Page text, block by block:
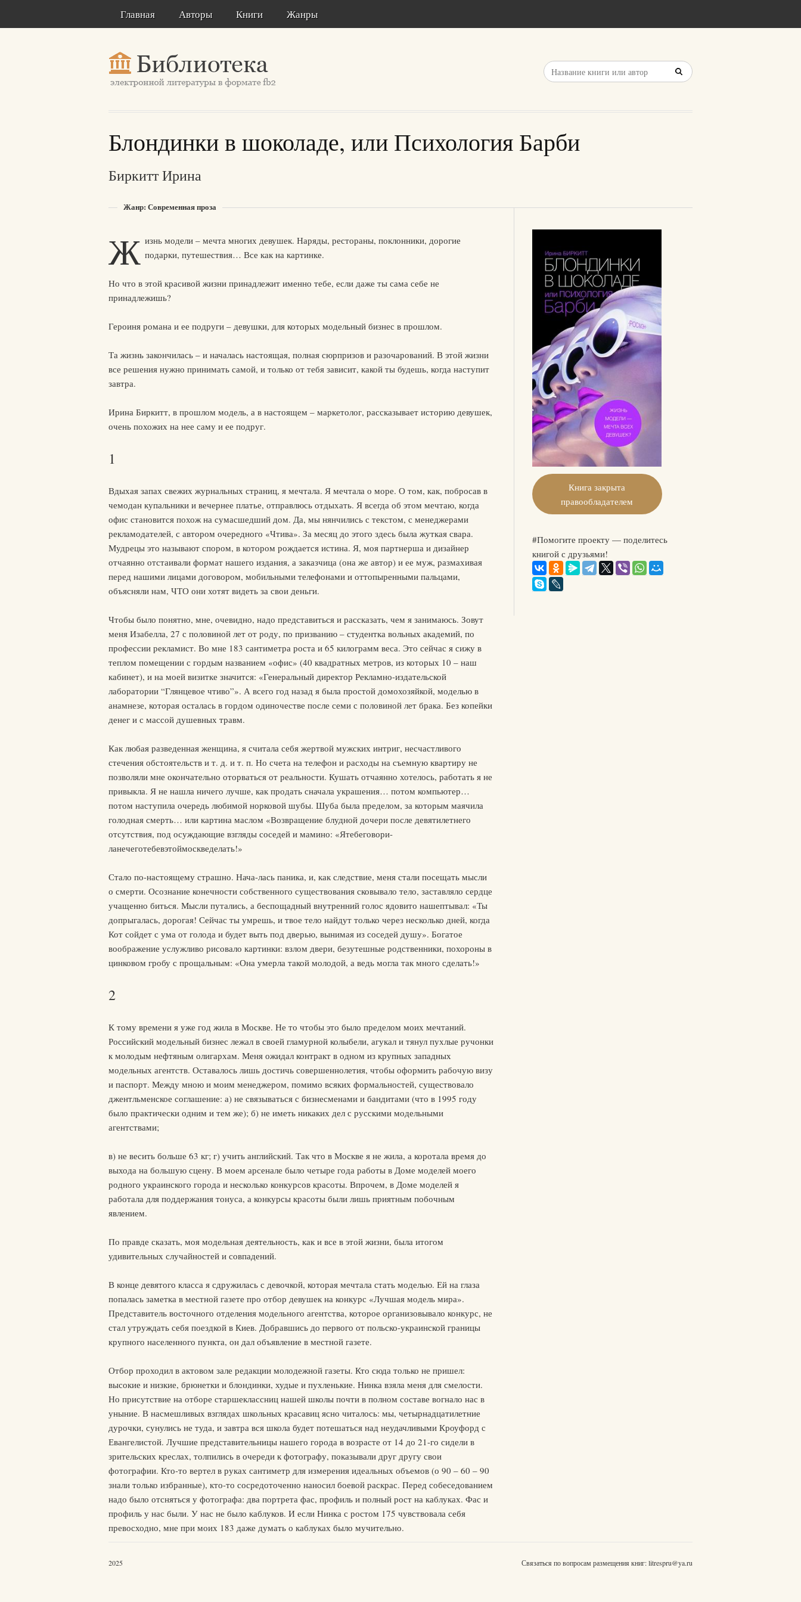
Главная Авторы Книги Жанры
Блондинки в шоколаде, или Психология Барби
Биркитт Ирина
Жанр: Современная проза
Ж изнь модели – мечта многих девушек. Наряды, рестораны, поклонники, дорогие
подарки, путешествия… Все как на картинке.
Но что в этой красивой жизни принадлежит именно тебе, если даже ты сама себе не
принадлежишь?
Героиня романа и ее подруги – девушки, для которых модельный бизнес в прошлом.
Та жизнь закончилась – и началась настоящая, полная сюрпризов и разочарований. В этой жизни
все решения нужно принимать самой, и только от тебя зависит, какой ты будешь, когда наступит
завтра.
Ирина Биркитт, в прошлом модель, а в настоящем – маркетолог, рассказывает историю девушек,
очень похожих на нее саму и ее подруг.
1
Вдыхая запах свежих журнальных страниц, я мечтала. Я мечтала о море. О том, как, побросав в
чемодан купальники и вечернее платье, отправлюсь отдыхать. Я всегда об этом мечтаю, когда
офис становится похож на сумасшедший дом. Да, мы нянчились с текстом, с менеджерами
рекламодателей, с автором очередного «Чтива». За месяц до этого здесь была жуткая свара.
Мудрецы это называют спором, в котором рождается истина. Я, моя партнерша и дизайнер
отчаянно отстаивали формат нашего издания, а заказчица (она же автор) и ее муж, размахивая
перед нашими лицами договором, мобильными телефонами и оттопыренными пальцами,
объясняли нам, ЧТО они хотят видеть за свои деньги.
Чтобы было понятно, мне, очевидно, надо представиться и рассказать, чем я занимаюсь. Зовут
меня Изабелла, 27 с половиной лет от роду, по призванию – студентка вольных академий, по
профессии рекламист. Во мне 183 сантиметра роста и 65 килограмм веса. Это сейчас я сижу в
теплом помещении с гордым названием «офис» (40 квадратных метров, из которых 10 – наш
кабинет), и на моей визитке значится: «Генеральный директор Рекламно-издательской
лаборатории “Глянцевое чтиво”». А всего год назад я была простой домохозяйкой, моделью в
анамнезе, которая осталась в гордом одиночестве после семи с половиной лет брака. Без копейки
денег и с массой душевных травм.
Как любая разведенная женщина, я считала себя жертвой мужских интриг, несчастливого
стечения обстоятельств и т. д. и т. п. Но счета на телефон и расходы на съемную квартиру не
позволяли мне окончательно оторваться от реальности. Кушать отчаянно хотелось, работать я не
привыкла. Я не нашла ничего лучше, как продать сначала украшения… потом компьютер…
потом наступила очередь любимой норковой шубы. Шуба была пределом, за которым маячила
голодная смерть… или картина маслом «Возвращение блудной дочери после девятилетнего
отсутствия, под осуждающие взгляды соседей и мамино: «Ятебеговори-
ланечеготебевэтоймоскведелать!»
Стало по-настоящему страшно. Нача-лась паника, и, как следствие, меня стали посещать мысли
о смерти. Осознание конечности собственного существования сковывало тело, заставляло сердце
учащенно биться. Мысли путались, а беспощадный внутренний голос ядовито нашептывал: «Ты
допрыгалась, дорогая! Сейчас ты умрешь, и твое тело найдут только через несколько дней, когда
Кот сойдет с ума от голода и будет выть под дверью, вынимая из соседей душу». Богатое
воображение услужливо рисовало картинки: взлом двери, безутешные родственники, похороны в
цинковом гробу с прощальным: «Она умерла такой молодой, а ведь могла так много сделать!»
2
К тому времени я уже год жила в Москве. Не то чтобы это было пределом моих мечтаний.
Российский модельный бизнес лежал в своей гламурной колыбели, агукал и тянул пухлые ручонки
к молодым нефтяным олигархам. Меня ожидал контракт в одном из крупных западных
модельных агентств. Оставалось лишь достичь совершеннолетия, чтобы оформить рабочую визу
и паспорт. Между мною и моим менеджером, помимо всяких формальностей, существовало
джентльменское соглашение: а) не связываться с бизнесменами и бандитами (что в 1995 году
было практически одним и тем же); б) не иметь никаких дел с русскими модельными
агентствами;
в) не весить больше 63 кг; г) учить английский. Так что в Москве я не жила, а коротала время до
выхода на большую сцену. В моем арсенале было четыре года работы в Доме моделей моего
родного украинского города и несколько конкурсов красоты. Впрочем, в Доме моделей я
работала для поддержания тонуса, а конкурсы красоты были лишь приятным побочным
явлением.
По правде сказать, моя модельная деятельность, как и все в этой жизни, была итогом
удивительных случайностей и совпадений.
В конце девятого класса я сдружилась с девочкой, которая мечтала стать моделью. Ей на глаза
попалась заметка в местной газете про отбор девушек на конкурс «Лучшая модель мира».
Представитель восточного отделения модельного агентства, которое организовывало конкурс, не
стал утруждать себя поездкой в Киев. Добравшись до первого от польско-украинской границы
крупного населенного пункта, он дал объявление в местной газете.
Отбор проходил в актовом зале редакции молодежной газеты. Кто сюда только не пришел:
высокие и низкие, брюнетки и блондинки, худые и пухленькие. Нинка взяла меня для смелости.
Но присутствие на отборе старшеклассниц нашей школы почти в полном составе вогнало нас в
уныние. В насмешливых взглядах школьных красавиц ясно читалось: мы, четырнадцатилетние
дурочки, сунулись не туда, и завтра вся школа будет потешаться над неудачливыми Кроуфорд с
Евангелистой. Лучшие представительницы нашего города в возрасте от 14 до 21-го сидели в
зрительских креслах, толпились в очереди к фотографу, показывали друг другу свои
фотографии. Кто-то вертел в руках сантиметр для измерения идеальных объемов (о 90 – 60 – 90
знали только избранные), кто-то сосредоточенно наносил боевой раскрас. Перед собеседованием
надо было отсняться у фотографа: два портрета фас, профиль и полный рост на каблуках. Фас и
профиль у нас были. У нас не было каблуков. И если Нинка с ростом 175 чувствовала себя
превосходно, мне при моих 183 даже думать о каблуках было мучительно.
Книга закрыта
правообладателем
#Помогите проекту — поделитесь
книгой с друзьями!
2025 Связаться по вопросам размещения книг:litrespru@ya.ru